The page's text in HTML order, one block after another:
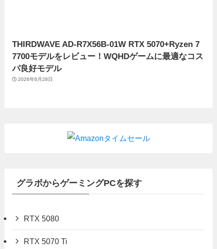
THIRDWAVE AD-R7X56B-01W RTX 5070+Ryzen 7
7700モデルをレビュー！WQHDゲームに最適なコス
パ良好モデル
2026年6月28日
グラボからゲーミングPCを探す
RTX 5080
RTX 5070 Ti